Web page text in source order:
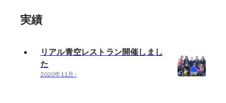
実績
リアル青空レストラン開催しまし
た
2020年11月 -